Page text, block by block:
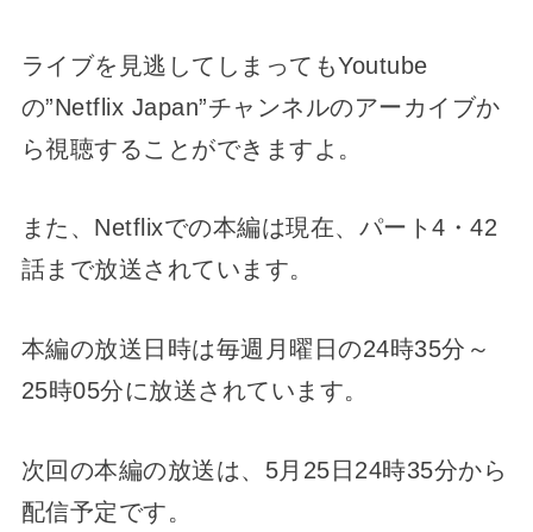
ライブを見逃してしまってもYoutube
の”Netflix Japan”チャンネルのアーカイブか
ら視聴することができますよ。
また、Netflixでの本編は現在、パート4・42
話まで放送されています。
本編の放送日時は毎週月曜日の24時35分～
25時05分に放送されています。
次回の本編の放送は、5月25日24時35分から
配信予定です。